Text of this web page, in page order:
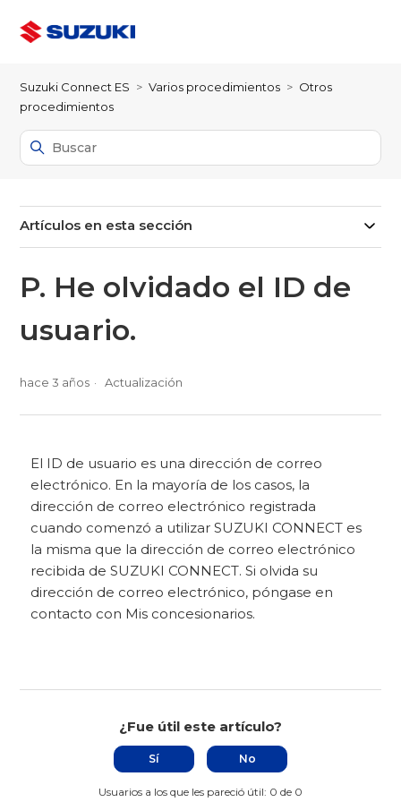
Suzuki Connect ES Varios procedimientos
Otros
procedimientos
Artículos en esta sección
P. He olvidado el ID de
usuario.
hace 3 años Actualización
El ID de usuario es una dirección de correo
electrónico. En la mayoría de los casos, la
dirección de correo electrónico registrada
cuando comenzó a utilizar SUZUKI CONNECT es
la misma que la dirección de correo electrónico
recibida de SUZUKI CONNECT. Si olvida su
dirección de correo electrónico, póngase en
contacto con Mis concesionarios.
¿Fue útil este artículo?
Sí No
Usuarios a los que les pareció útil: 0 de 0